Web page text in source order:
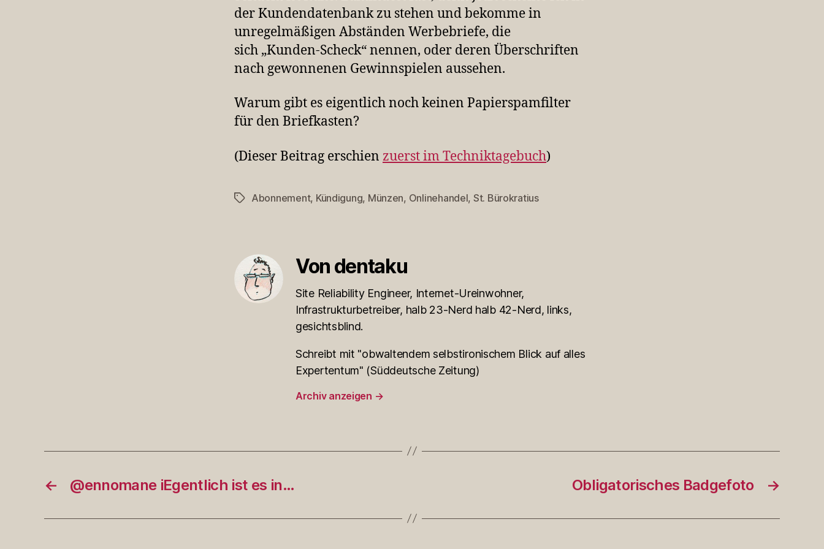
der Kundendatenbank zu stehen und bekomme in
unregelmäßigen Abständen Werbebriefe, die
sich „Kunden-Scheck“ nennen, oder deren Überschriften
nach gewonnenen Gewinnspielen aussehen.
Warum gibt es eigentlich noch keinen Papierspamfilter
für den Briefkasten?
(Dieser Beitrag erschien zuerst im Techniktagebuch)
Schlagwörter
Abonnement, Kündigung, Münzen, Onlinehandel, St. Bürokratius
Von dentaku
Site Reliability Engineer, Internet-Ureinwohner,
Infrastrukturbetreiber, halb 23-Nerd halb 42-Nerd, links,
gesichtsblind.
Schreibt mit "obwaltendem selbstironischem Blick auf alles
Expertentum" (Süddeutsche Zeitung)
Archiv anzeigen →
← @ennomane iEgentlich ist es in… →
Obligatorisches Badgefoto